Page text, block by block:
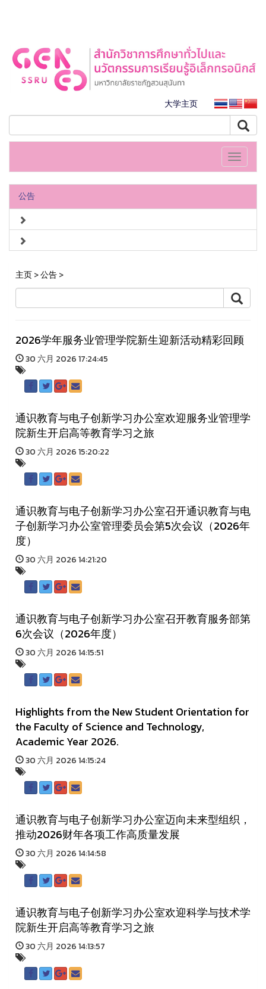
大学主页
Toggle
公告
主页>公告>
2026学年服务业管理学院新生迎新活动精彩回顾
30 六月 2026 17:24:45
通识教育与电子创新学习办公室欢迎服务业管理学
院新生开启高等教育学习之旅
30 六月 2026 15:20:22
通识教育与电子创新学习办公室召开通识教育与电
子创新学习办公室管理委员会第5次会议（2026年
度）
30 六月 2026 14:21:20
通识教育与电子创新学习办公室召开教育服务部第
6次会议（2026年度）
30 六月 2026 14:15:51
Highlights from the New Student Orientation for
the Faculty of Science and Technology,
Academic Year 2026.
30 六月 2026 14:15:24
通识教育与电子创新学习办公室迈向未来型组织，
推动2026财年各项工作高质量发展
30 六月 2026 14:14:58
通识教育与电子创新学习办公室欢迎科学与技术学
院新生开启高等教育学习之旅
30 六月 2026 14:13:57